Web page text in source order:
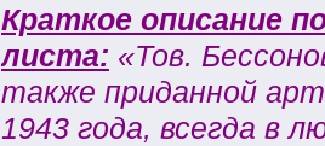
Краткое описание
листа: «Тов.
также приданной
1943 года, всегда в